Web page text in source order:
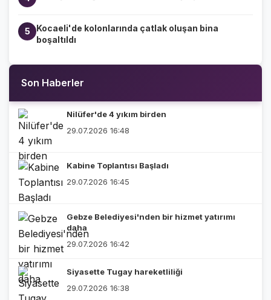
5
Kocaeli'de kolonlarında çatlak oluşan bina
boşaltıldı
Son Haberler
Nilüfer'de 4 yıkım birden
29.07.2026 16:48
Kabine Toplantısı Başladı
29.07.2026 16:45
Gebze Belediyesi'nden bir hizmet yatırımı
daha
29.07.2026 16:42
Siyasette Tugay hareketliliği
29.07.2026 16:38